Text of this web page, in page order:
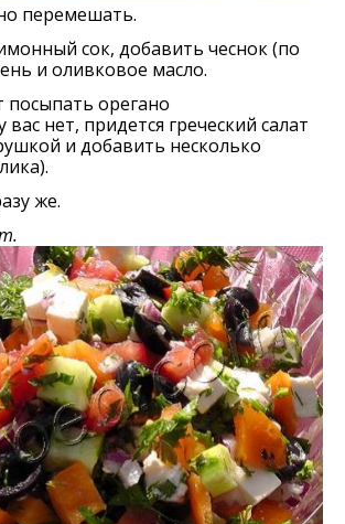
перемeшать.
сок, добавить чеснок (по
и оливковоe масло.
посыпать орегано
вас нет, придется греческий салат
и добавить несколько
же.